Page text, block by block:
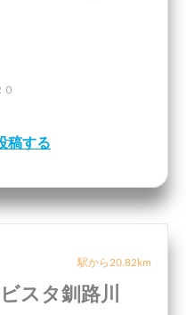
稿する
駅から20.82km
スタ釧路川